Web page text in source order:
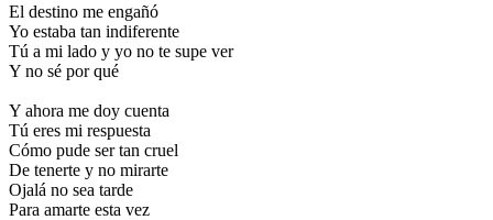
El destino me engañó
Yo estaba tan indiferente
Tú a mi lado y yo no te supe ver
Y no sé por qué
Y ahora me doy cuenta
Tú eres mi respuesta
Cómo pude ser tan cruel
De tenerte y no mirarte
Ojalá no sea tarde
Para amarte esta vez